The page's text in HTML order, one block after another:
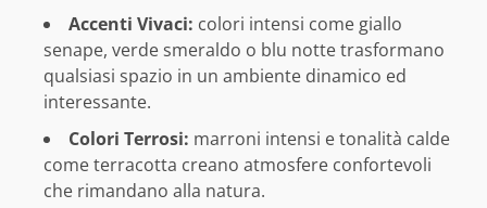
Accenti Vivaci: colori intensi come giallo
senape, verde smeraldo o blu notte trasformano
qualsiasi spazio in un ambiente dinamico ed
interessante.
Colori Terrosi: marroni intensi e tonalità calde
come terracotta creano atmosfere confortevoli
che rimandano alla natura.